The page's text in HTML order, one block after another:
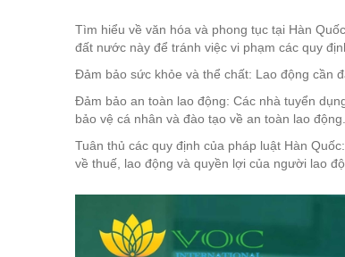
Tìm hiểu về văn hóa và phong tục tại Hàn
đất nước này để tránh việc vi phạm các quy
Đảm bảo sức khỏe và thể chất: Lao động cần
Đảm bảo an toàn lao động: Các nhà tuyển
bảo vệ cá nhân và đào tạo về an toàn lao động.
Tuân thủ các quy định của pháp luật Hàn
về thuế, lao động và quyền lợi của người lao